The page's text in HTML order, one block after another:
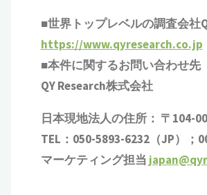
■世界トップレベルの調査会社
https://www.qyresearch.co.jp
■本件に関するお問い合わせ先
QY Research株式会社
日本現地法人の住所： 〒104-
TEL：050-5893-6232（JP）；
マーケティング担当